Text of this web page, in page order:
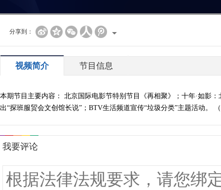
分享到：
视频简介 节目信息
本期节目主要内容： 北京国际电影节特别节目《再相聚》；十年·如影
出“探班服贸会文创馆长说”；BTV生活频道宣传“垃圾分类”主题活动。